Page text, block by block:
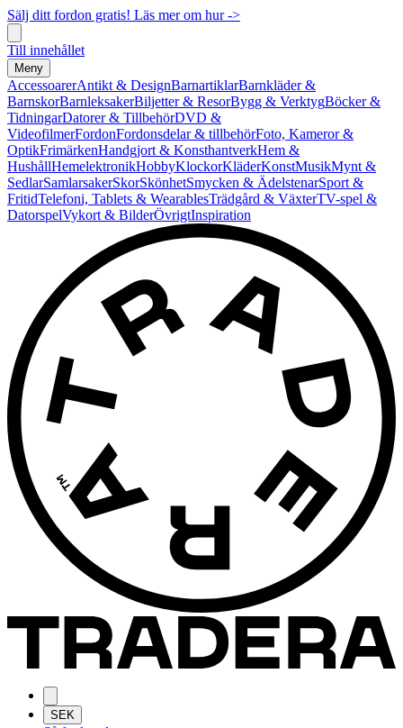
Sälj ditt fordon gratis! Läs mer om hur ->
Till innehållet
Meny
AccessoarerAntikt & DesignBarnartiklarBarnkläder &
BarnskorBarnleksakerBiljetter & ResorBygg & VerktygBöcker &
TidningarDatorer & TillbehörDVD &
VideofilmerFordonFordonsdelar & tillbehörFoto, Kameror &
OptikFrimärkenHandgjort & KonsthantverkHem &
HushållHemelektronikHobbyKlockorKläderKonstMusikMynt &
SedlarSamlarsakerSkorSkönhetSmycken & ÄdelstenarSport &
FritidTelefoni, Tablets & WearablesTrädgård & VäxterTV-spel &
DatorspelVykort & BilderÖvrigtInspiration
SEK